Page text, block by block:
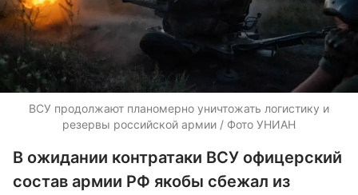
ВСУ продолжают планомерно уничтожать логистику и
резервы российской армии / Фото УНИАН
В ожидании контратаки ВСУ офицерский
состав армии РФ якобы сбежал из